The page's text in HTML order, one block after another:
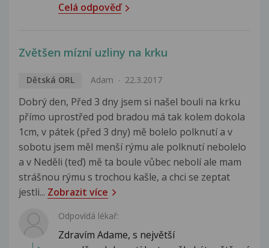
Celá odpověď
Zvětšen mízní uzliny na krku
Dětská ORL Adam 22.3.2017
Dobrý den, Před 3 dny jsem si našel bouli na krku
přímo uprostřed pod bradou má tak kolem dokola
1cm, v pátek (před 3 dny) mě bolelo polknutí a v
sobotu jsem měl menší rýmu ale polknutí nebolelo
a v Neděli (teď) mě ta boule vůbec nebolí ale mam
strášnou rýmu s trochou kašle, a chci se zeptat
jestli... Zobrazit více
Odpovídá lékař:
Zdravím Adame, s největší